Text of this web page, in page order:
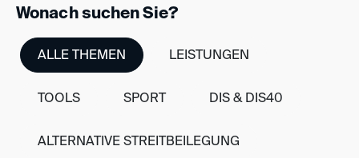
Wonach suchen Sie?
ALLE THEMEN LEISTUNGEN
TOOLS SPORT DIS & DIS40
ALTERNATIVE STREITBEILEGUNG